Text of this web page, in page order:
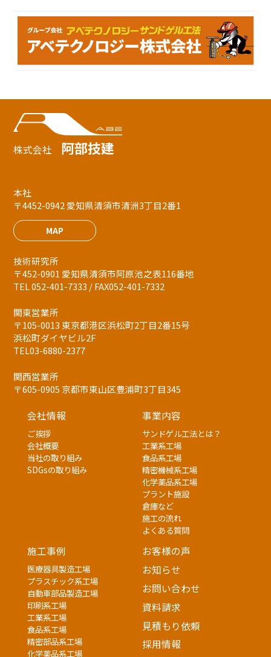
株式会社 阿部技建
本社
〒4452-0942 愛知県清須市清洲3丁目2番1
MAP
技術研究所
〒452-0901 愛知県清須市阿原池之表116番地
TEL 052-401-7333 / FAX052-401-7332
関東営業所
〒105-0013 東京都港区浜松町2丁目2番15号
浜松町ダイヤビル2F
TEL03-6880-2377
関西営業所
〒605-0905 京都市東山区豊浦町3丁目345
会社情報
ご挨拶
会社概要
当社の取り組み
SDGsの取り組み
事業内容
サンドゲル工法とは？
工業系工場
食品系工場
精密機械系工場
化学薬品系工場
プラント施設
倉庫など
施工の流れ
よくある質問
施工事例
医療器具製造工場
プラスチック系工場
自動車部品製造工場
印刷系工場
工業系工場
食品系工場
精密部品系工場
化学薬品系工場
お客様の声
お知らせ
お問い合わせ
資料請求
見積もり依頼
採用情報